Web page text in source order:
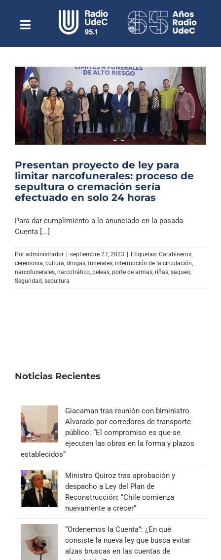
contenidoToggle
NavigationEscuchar Radio UdeC en vivo
Quiénes Somos
Programación
Podcast
Noticias
Reportajes
Columnas
Música Clásica
Presentan proyecto de ley para
limitar narcofunerales: proceso de
sepultura o cremación sería
efectuado en solo 24 horas
Para dar cumplimiento a lo anunciado en la pasada
Cuenta [...]
Por administrador septiembre 27, 2023 Etiquetas: Carabineros,
ceremonia, cultura, drogas, funerales, interrupción de la circulación,
narcofunerales, narcotráfico, peleas, porte de armas, riñas, saqueo,
Seguridad, sepultura
Noticias Recientes
Giacaman tras reunión con biministro
Alvarado por corredores de transporte
público: “El compromiso es que se
ejecuten las obras en la forma y plazos
establecidos”
Ministro Quiroz tras aprobación y
despacho a Ley del Plan de
Reconstrucción: “Chile comienza
nuevamente a crecer”
“Ordenemos la Cuenta”: ¿En qué
consiste la nueva ley que busca evitar
alzas bruscas en las cuentas de